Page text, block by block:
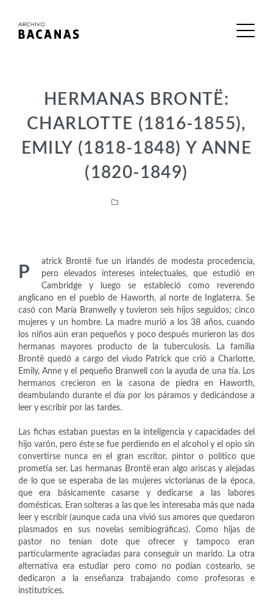
HERMANAS BRONTË:
CHARLOTTE (1816-1855),
EMILY (1818-1848) Y ANNE
(1820-1849)
P
atrick Brontë fue un irlandés de modesta procedencia,
pero elevados intereses intelectuales, que estudió en
Cambridge y luego se estableció como reverendo
anglicano en el pueblo de Haworth, al norte de Inglaterra. Se
casó con María Branwelly y tuvieron seis hijos seguidos; cinco
mujeres y un hombre. La madre murió a los 38 años, cuando
los niños aún eran pequeños y poco después murieron las dos
hermanas mayores producto de la tuberculosis. La familia
Brontë quedó a cargo del viudo Patrick que crió a Charlotte,
Emily, Anne y el pequeño Branwell con la ayuda de una tía. Los
hermanos crecieron en la casona de piedra en Haworth,
deambulando durante el día por los páramos y dedicándose a
leer y escribir por las tardes.
Las fichas estaban puestas en la inteligencia y capacidades del
hijo varón, pero éste se fue perdiendo en el alcohol y el opio sin
convertirse nunca en el gran escritor, pintor o político que
prometía ser. Las hermanas Brontë eran algo ariscas y alejadas
de lo que se esperaba de las mujeres victorianas de la época,
que era básicamente casarse y dedicarse a las labores
domésticas. Eran solteras a las que les interesaba más que nada
leer y escribir (aunque cada una vivió sus amores que quedaron
plasmados en sus novelas semibiográficas). Como hijas de
pastor no tenían dote que ofrecer y tampoco eran
particularmente agraciadas para conseguir un marido. La otra
alternativa era estudiar pero como no podían costearlo, se
dedicaron a la enseñanza trabajando como profesoras e
institutrices.